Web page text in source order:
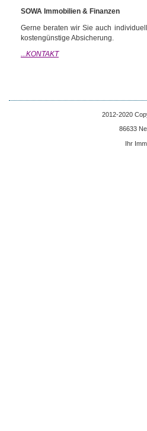
SOWA Immobilien & Finanzen
Gerne beraten wir Sie auch
kostengünstige Absicherung.
...KONTAKT
2012-2020
86633
Ihr